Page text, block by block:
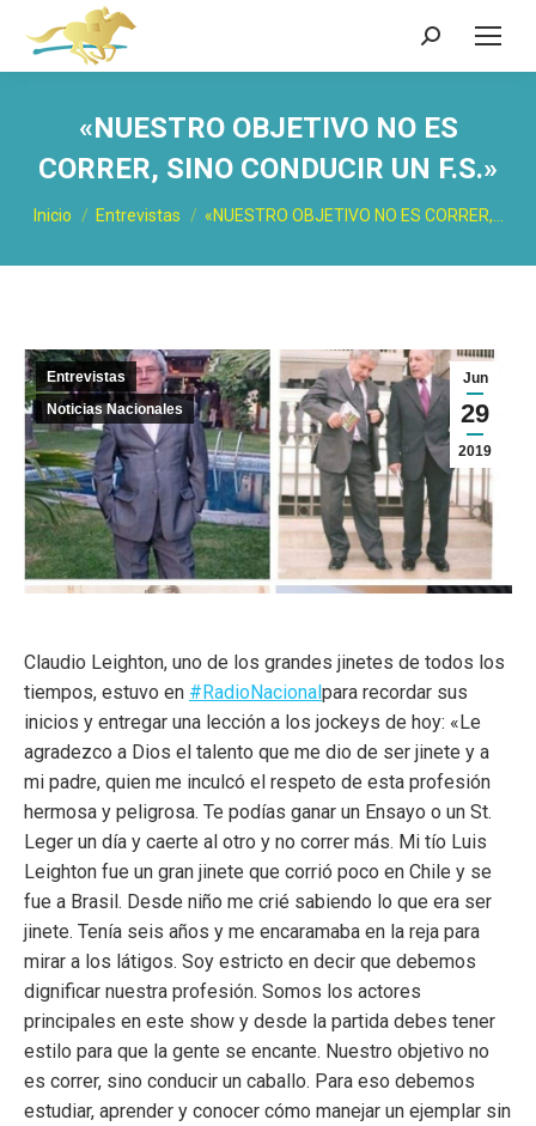
Buscar:
«NUESTRO OBJETIVO NO ES
CORRER, SINO CONDUCIR UN F.S.»
Estás aquí:
Inicio Entrevistas «NUESTRO OBJETIVO NO ES CORRER,…
Jun
29
2019
Entrevistas
Noticias Nacionales
Claudio Leighton, uno de los grandes jinetes de todos los
tiempos, estuvo en #RadioNacionalpara recordar sus
inicios y entregar una lección a los jockeys de hoy: «Le
agradezco a Dios el talento que me dio de ser jinete y a
mi padre, quien me inculcó el respeto de esta profesión
hermosa y peligrosa. Te podías ganar un Ensayo o un St.
Leger un día y caerte al otro y no correr más. Mi tío Luis
Leighton fue un gran jinete que corrió poco en Chile y se
fue a Brasil. Desde niño me crié sabiendo lo que era ser
jinete. Tenía seis años y me encaramaba en la reja para
mirar a los látigos. Soy estricto en decir que debemos
dignificar nuestra profesión. Somos los actores
principales en este show y desde la partida debes tener
estilo para que la gente se encante. Nuestro objetivo no
es correr, sino conducir un caballo. Para eso debemos
estudiar, aprender y conocer cómo manejar un ejemplar sin